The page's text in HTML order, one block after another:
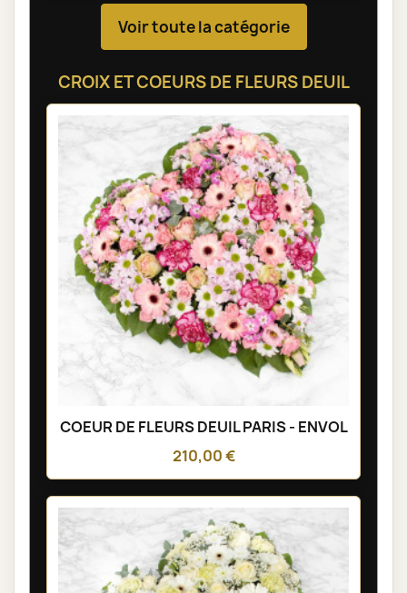
Voir toute la catégorie
CROIX ET COEURS DE FLEURS DEUIL
COEUR DE FLEURS DEUIL PARIS - ENVOL
210,00 €